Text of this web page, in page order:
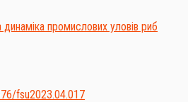
fsu2023.04.017